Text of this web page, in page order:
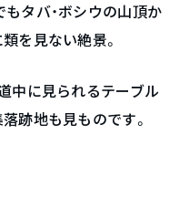
タバ・ボシウの山頂か
を見ない絶景。
中に見られるテーブル
跡地も見ものです。